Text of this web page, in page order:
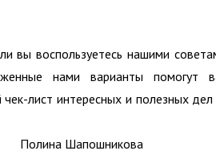
вы воспользуетесь нашими
нами варианты помогут
чек-лист интересных и полезных